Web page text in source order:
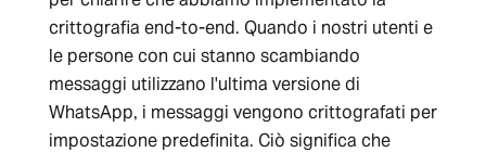
crittografia end-to-end. Quando i nostri utenti e
le persone con cui stanno scambiando
messaggi utilizzano l'ultima versione di
WhatsApp, i messaggi vengono crittografati per
impostazione predefinita. Ciò significa che